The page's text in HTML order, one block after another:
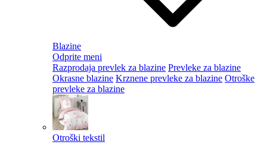
Blazine
Odprite meni
Razprodaja prevlek za blazine Prevleke za blazine
Okrasne blazine Krznene prevleke za blazine Otroške
prevleke za blazine
Otroški tekstil